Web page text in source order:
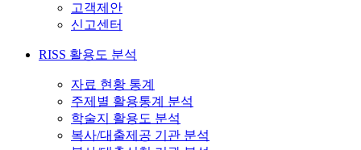
고객제안
신고센터
RISS 활용도 분석
자료 현황 통계
주제별 활용통계 분석
학술지 활용도 분석
복사/대출제공 기관 분석